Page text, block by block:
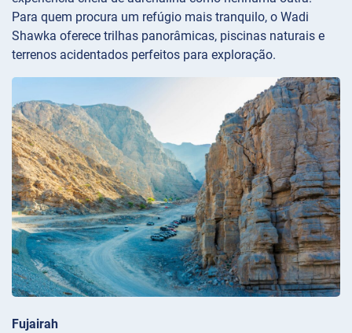
Para quem procura um refúgio mais tranquilo, o Wadi
Shawka oferece trilhas panorâmicas, piscinas naturais e
terrenos acidentados perfeitos para exploração.
Fujairah